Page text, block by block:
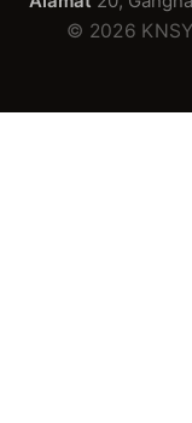
© 2026